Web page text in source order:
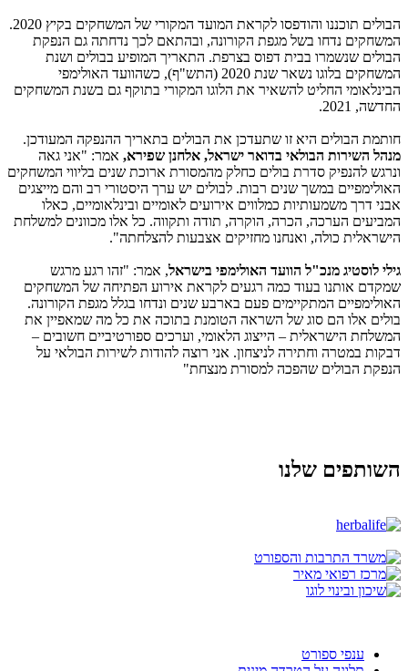
הבולים תוכננו והודפסו לקראת המועד המקורי של המשחקים בקיץ 2020.
המשחקים נדחו בשל מגפת הקורונה, ובהתאם לכך נדחתה גם הנפקת
הבולים שנשמרו בבית דפוס בצרפת. התאריך המופיע בבולים ושנת
המשחקים בלוגו נשאר שנת 2020 (התש"ף), כשהוועד האולימפי
הבינלאומי החליט להשאיר את הלוגו המקורי בתוקף גם בשנת המשחקים
החדשה, 2021.
חותמת הבולים היא זו שתעדכן את הבולים בתאריך ההנפקה המעודכן.
מנהל השירות הבולאי בדואר ישראל, אלחנן שפירא, אמר: "אני גאה
ונרגש להנפיק סדרת בולים כחלק מהמסורת ארוכת שנים בליווי המשחקים
האולימפיים במשך שנים רבות. לבולים יש ערך היסטורי רב והם מייצגים
אבני דרך משמעותיות כמלווים אירועים לאומיים ובינלאומיים, כאלו
המביעים הערכה, הכרה, הוקרה, תודה ותקווה. כל אלו מכוונים למשלחת
הישראלית כולה, ואנחנו מחזיקים אצבעות להצלחתה".
גילי לוסטיג מנכ"ל הוועד האולימפי בישראל, אמר: "זהו רגע מרגש
שמקדם אותנו בעוד כמה רגעים לקראת אירוע הפתיחה של המשחקים
האולימפיים המתקיימים פעם בארבע שנים ונדחו בגלל מגפת הקורונה.
בולים אלו הם סוג של השראה הטומנת בתוכה את כל מה שמאפיין את
המשלחת הישראלית – הייצוג הלאומי, וערכים ספורטיביים חשובים –
דבקות במטרה וחתירה לניצחון. אני רוצה להודות לשירות הבולאי על
הנפקת הבולים שהפכה למסורת מנצחת"
השותפים שלנו
ענפי ספורט